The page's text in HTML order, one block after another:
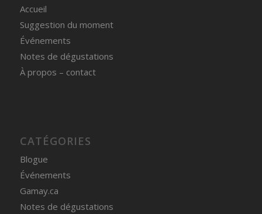
Accueil
Suggestion du moment
Événements
Notes de dégustations
À propos – contact
CATÉGORIES
Blogue
Événements
Gamay.ca
Notes de dégustations